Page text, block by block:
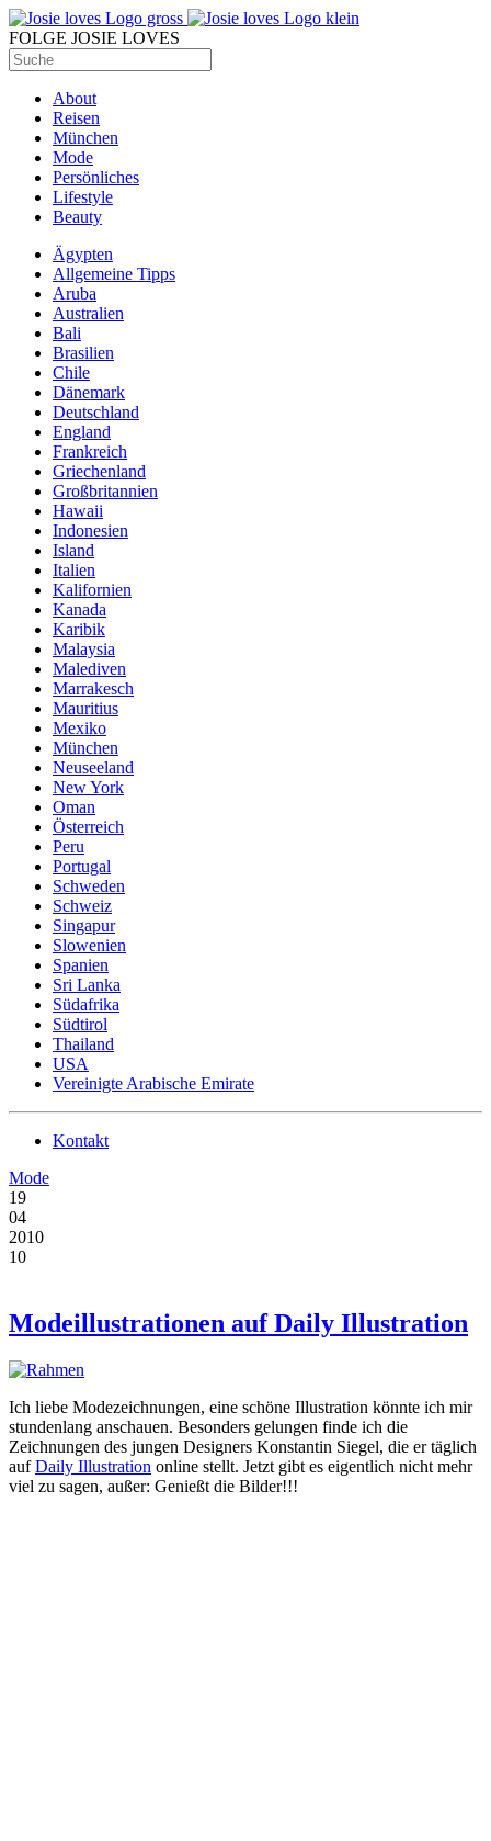
FOLGE JOSIE LOVES
About
Reisen
München
Mode
Persönliches
Lifestyle
Beauty
Ägypten
Allgemeine Tipps
Aruba
Australien
Bali
Brasilien
Chile
Dänemark
Deutschland
England
Frankreich
Griechenland
Großbritannien
Hawaii
Indonesien
Island
Italien
Kalifornien
Kanada
Karibik
Malaysia
Malediven
Marrakesch
Mauritius
Mexiko
München
Neuseeland
New York
Oman
Österreich
Peru
Portugal
Schweden
Schweiz
Singapur
Slowenien
Spanien
Sri Lanka
Südafrika
Südtirol
Thailand
USA
Vereinigte Arabische Emirate
Kontakt
Mode
19
04
2010
10
Modeillustrationen auf Daily Illustration
Ich liebe Modezeichnungen, eine schöne Illustration könnte ich mir
stundenlang anschauen. Besonders gelungen finde ich die
Zeichnungen des jungen Designers Konstantin Siegel, die er täglich
aufDaily Illustration online stellt. Jetzt gibt es eigentlich nicht mehr
viel zu sagen, außer: Genießt die Bilder!!!